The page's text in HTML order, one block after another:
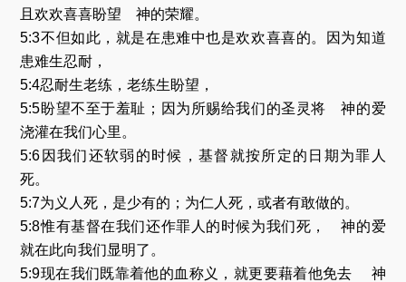
且欢欢喜喜盼望 神的荣耀。
5:3不但如此，就是在患难中也是欢欢喜喜的。因为知道
患难生忍耐，
5:4忍耐生老练，老练生盼望，
5:5盼望不至于羞耻；因为所赐给我们的圣灵将 神的爱
浇灌在我们心里。
5:6因我们还软弱的时候，基督就按所定的日期为罪人
死。
5:7为义人死，是少有的；为仁人死，或者有敢做的。
5:8惟有基督在我们还作罪人的时候为我们死， 神的爱
就在此向我们显明了。
5:9现在我们既靠着他的血称义，就更要藉着他免去 神